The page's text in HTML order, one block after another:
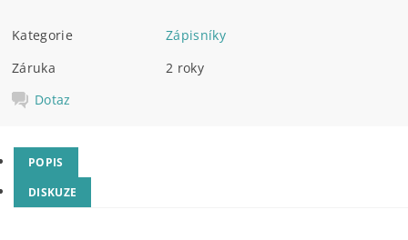
Kategorie
Zápisníky
Záruka
2 roky
Dotaz
POPIS
DISKUZE